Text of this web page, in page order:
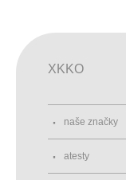
XKKO
naše značky
atesty